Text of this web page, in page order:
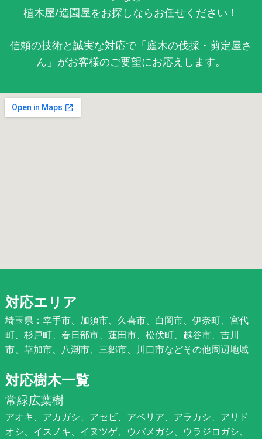
植木屋/造園屋をお探しならお任せください！
信頼の技術と誠実な対応で「庭木の伐採・剪定屋さ
ん」がお客様のご要望にお応えします。
対応エリア
埼玉県：幸手市、加須市、久喜市、白岡市、伊奈町、宮代
町、杉戸町、春日部市、蓮田市、松伏町、越谷市、吉川
市、草加市、八潮市、三郷市、川口市などその他周辺地域
対応樹木一覧
常緑広葉樹
アオキ、アカガシ、アセビ、アベリア、アラカシ、アリド
オシ、イスノキ、イヌツゲ、ウバメガシ、ウラジロガシ、